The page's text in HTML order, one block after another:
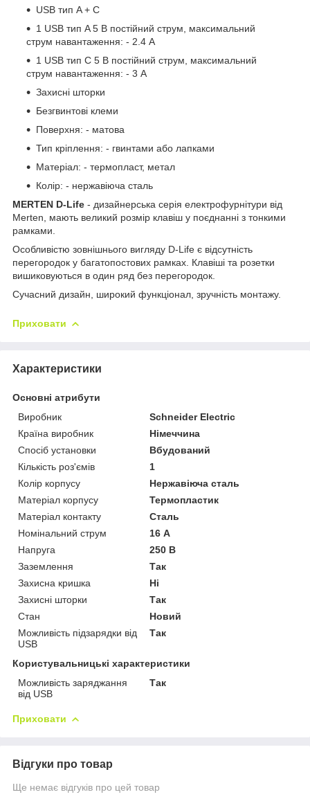
USB тип A + C
1 USB тип A 5 В постійний струм, максимальний
струм навантаження: - 2.4 A
1 USB тип C 5 В постійний струм, максимальний
струм навантаження: - 3 A
Захисні шторки
Безгвинтові клеми
Поверхня: - матова
Тип кріплення: - гвинтами або лапками
Матеріал: - термопласт, метал
Колір: - нержавіюча сталь
MERTEN D-Life - дизайнерська серія електрофурнітури від
Merten, мають великий розмір клавіш у поєднанні з тонкими
рамками.
Особливістю зовнішнього вигляду D-Life є відсутність
перегородок у багатопостових рамках. Клавіші та розетки
вишиковуються в один ряд без перегородок.
Сучасний дизайн, широкий функціонал, зручність монтажу.
Приховати
Характеристики
Основні атрибути
Виробник
Schneider Electric
Країна виробник
Німеччина
Спосіб установки
Вбудований
Кількість роз'ємів
1
Колір корпусу
Нержавіюча сталь
Матеріал корпусу
Термопластик
Матеріал контакту
Сталь
Номінальний струм
16 А
Напруга
250 В
Заземлення
Так
Захисна кришка
Ні
Захисні шторки
Так
Стан
Новий
Можливість підзарядки від
USB
Так
Користувальницькі характеристики
Можливість заряджання
від USB
Так
Приховати
Відгуки про товар
Ще немає відгуків про цей товар